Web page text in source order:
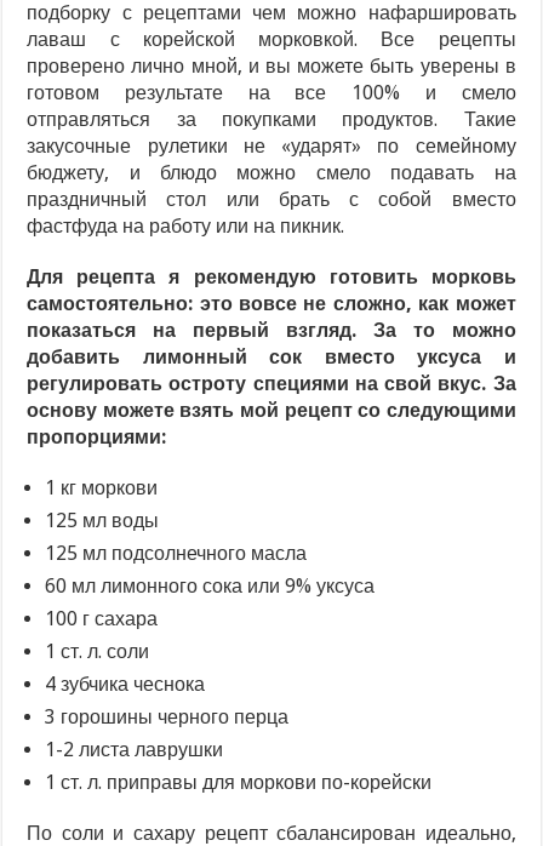
подборку с рецептами чем можно нафаршировать
лаваш с корейской морковкой. Все рецепты
проверено лично мной, и вы можете быть уверены в
готовом результате на все 100% и смело
отправляться за покупками продуктов. Такие
закусочные рулетики не «ударят» по семейному
бюджету, и блюдо можно смело подавать на
праздничный стол или брать с собой вместо
фастфуда на работу или на пикник.
Для рецепта я рекомендую готовить морковь
самостоятельно: это вовсе не сложно, как может
показаться на первый взгляд. За то можно
добавить лимонный сок вместо уксуса и
регулировать остроту специями на свой вкус. За
основу можете взять мой рецепт со следующими
пропорциями:
1 кг моркови
125 мл воды
125 мл подсолнечного масла
60 мл лимонного сока или 9% уксуса
100 г сахара
1 ст. л. соли
4 зубчика чеснока
3 горошины черного перца
1-2 листа лаврушки
1 ст. л. приправы для моркови по-корейски
По соли и сахару рецепт сбалансирован идеально,